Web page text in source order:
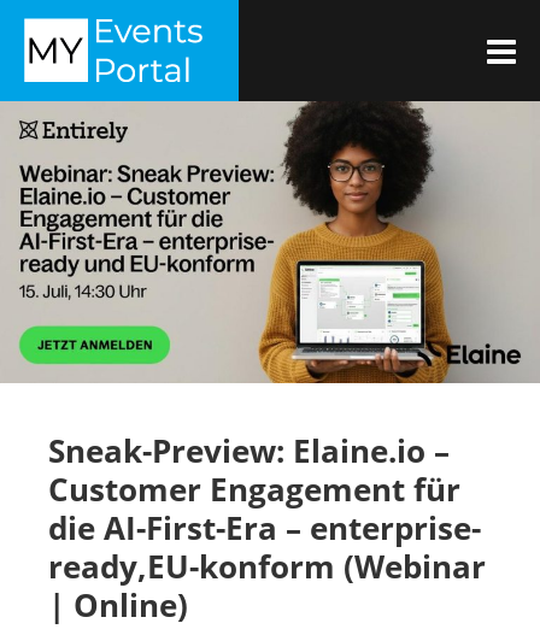
Zum
Inhalt
springen
MYEVENTSPORTAL
Sneak-Preview: Elaine.io –
Customer Engagement für
die AI-First-Era – enterprise-
ready,EU-konform (Webinar
| Online)